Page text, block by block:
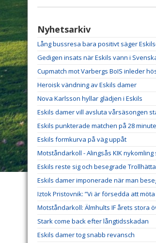
Nyhetsarkiv
Lång bussresa bara positivt säger
Gedigen insats när Eskils vann i
Cupmatch mot Varbergs BoIS inleder
Heroisk vändning av Eskils damer
Nova Karlsson hyllar glädjen i Eskils
Eskils damer vill avsluta vårsäsongen
Eskils punkterade matchen på 28
Eskils formkurva på väg uppåt
Motståndarkoll - Alingsås KIK
Eskils reste sig och besegrade
Eskils damer imponerade när man
Iztok Pristovnik: ”Vi är försedda att
Motståndarkoll: Älmhults IF årets stora
Stark come back efter långtidsskadan
Eskils damer tog snabb revansch